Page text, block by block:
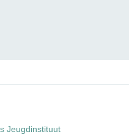
Jeugdinstituut